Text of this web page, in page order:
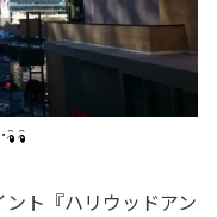
ト『ハリウッドアン